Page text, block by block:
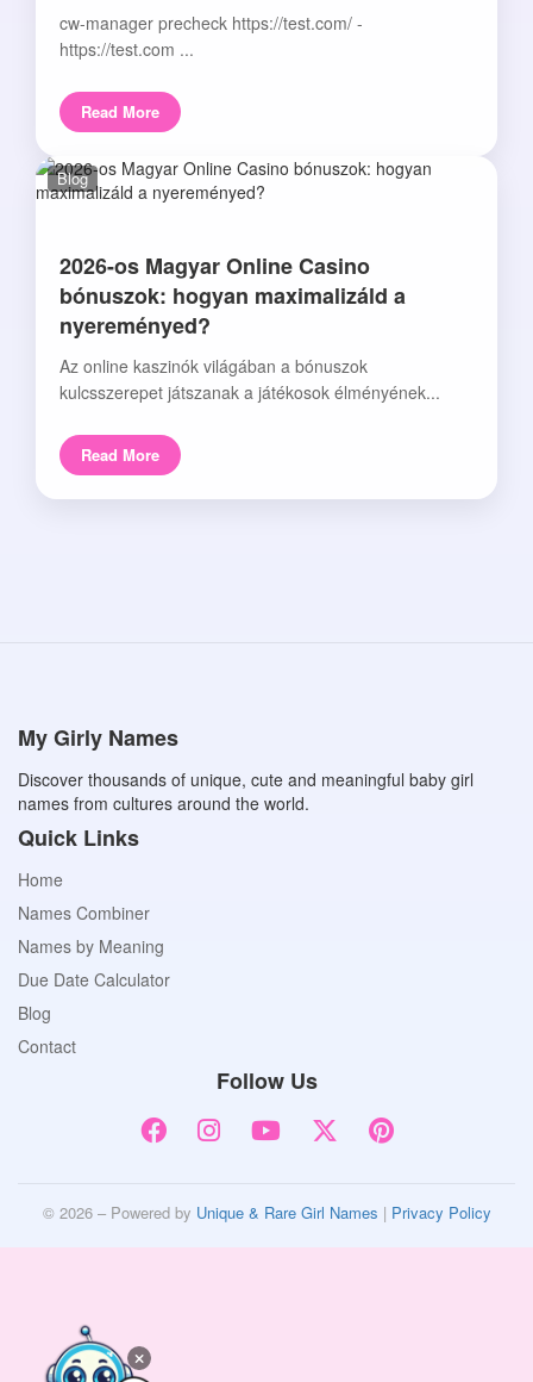
cw-manager precheck https://test.com/ -
https://test.com ...
Read More
Blog
2026-os Magyar Online Casino
bónuszok: hogyan maximalizáld a
nyereményed?
Az online kaszinók világában a bónuszok
kulcsszerepet játszanak a játékosok élményének...
Read More
My Girly Names
Discover thousands of unique, cute and meaningful baby girl
names from cultures around the world.
Quick Links
Home
Names Combiner
Names by Meaning
Due Date Calculator
Blog
Contact
Follow Us
© 2026 – Powered by Unique & Rare Girl Names | Privacy Policy